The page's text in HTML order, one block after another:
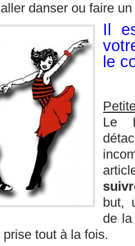
danser ou faire
Il
le
Le
but,
de
tout à la fois.